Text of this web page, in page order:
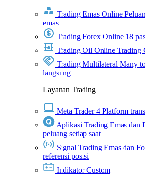
Trading Emas Online
emas
Trading Forex Online 18
Trading Oil Online Trading
Trading Multilateral Many
langsung
Layanan Trading
Meta Trader 4 Platform
Aplikasi Trading Emas dan
peluang setiap saat
Signal Trading Emas dan
referensi posisi
Indikator Custom